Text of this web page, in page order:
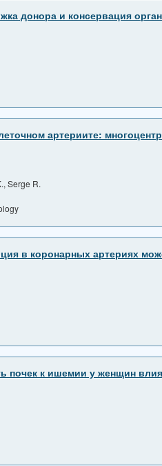
донора и консервация
артериите:
Serge R.
в коронарных артериях
почек к ишемии у женщин